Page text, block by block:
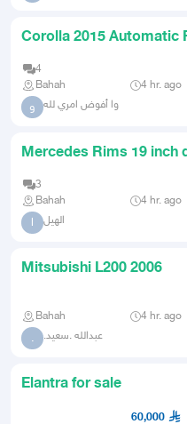
Corolla 2015 Automatic
4
Bahah
4 hr. ago
و وا أفوض امري لله
Mercedes Rims 19 inch
3
Bahah
4 hr. ago
ا الهيل
Mitsubishi L200 2006
Bahah 4 hr. ago
. .عبدالله .سعيد
Elantra for sale
60,000